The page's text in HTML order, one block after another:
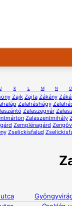
J K L M N O
Zajk Zajta Zákány
Zalaháshágy
Zalaszegvár
Zalaszentmihály
Zemplénagárd
Zselickisfalud